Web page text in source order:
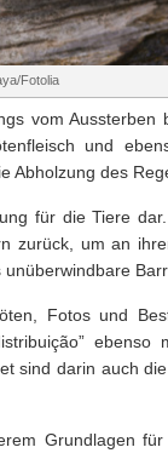
Fotolia
vom
und
Abholzung des
für die Tiere
zurück, um an
Fotos und
sind darin auch
Grundlagen